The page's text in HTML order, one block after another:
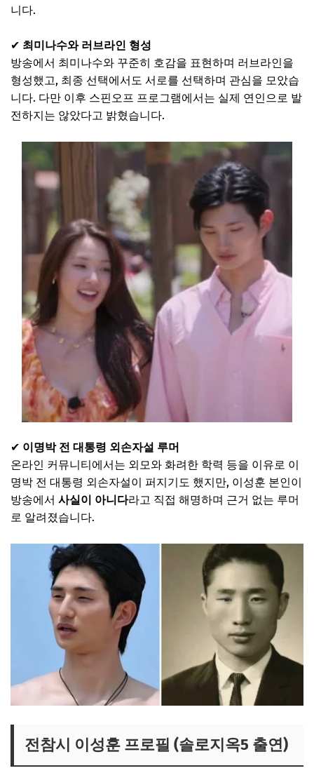
니다.
✔ 최미나수와 러브라인 형성
방송에서 최미나수와 꾸준히 호감을 표현하며 러브라인을
형성했고, 최종 선택에서도 서로를 선택하며 관심을 모았습
니다. 다만 이후 스핀오프 프로그램에서는 실제 연인으로 발
전하지는 않았다고 밝혔습니다.
✔ 이명박 전 대통령 외손자설 루머
온라인 커뮤니티에서는 외모와 화려한 학력 등을 이유로 이
명박 전 대통령 외손자설이 퍼지기도 했지만, 이성훈 본인이
방송에서 사실이 아니다라고 직접 해명하며 근거 없는 루머
로 알려졌습니다.
전참시 이성훈 프로필 (솔로지옥5 출연)